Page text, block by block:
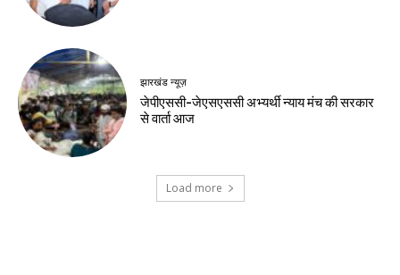
यूपीआई लेनदेन उपभोक्ताओं और छोटे कारोबारियों के
लिए मुफ्त रहेगा